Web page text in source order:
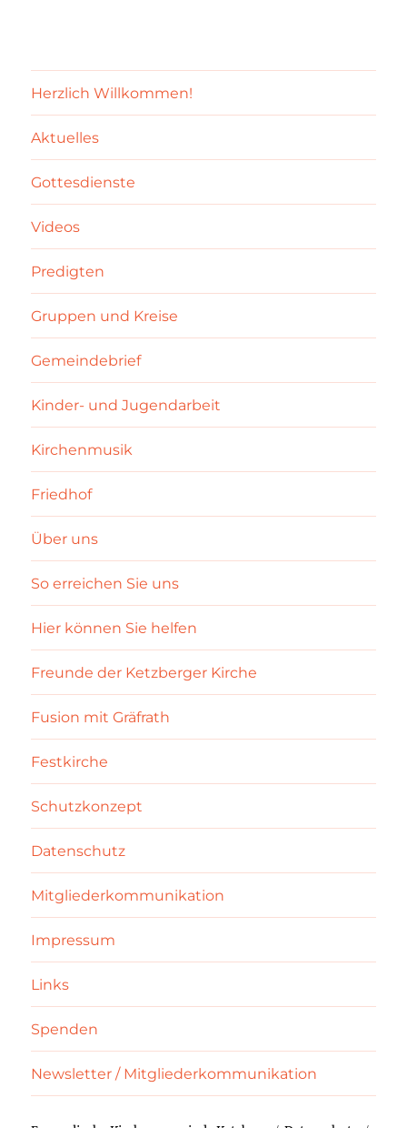
Herzlich Willkommen!
Aktuelles
Gottesdienste
Videos
Predigten
Gruppen und Kreise
Gemeindebrief
Kinder- und Jugendarbeit
Kirchenmusik
Friedhof
Über uns
So erreichen Sie uns
Hier können Sie helfen
Freunde der Ketzberger Kirche
Fusion mit Gräfrath
Festkirche
Schutzkonzept
Datenschutz
Mitgliederkommunikation
Impressum
Links
Spenden
Newsletter / Mitgliederkommunikation